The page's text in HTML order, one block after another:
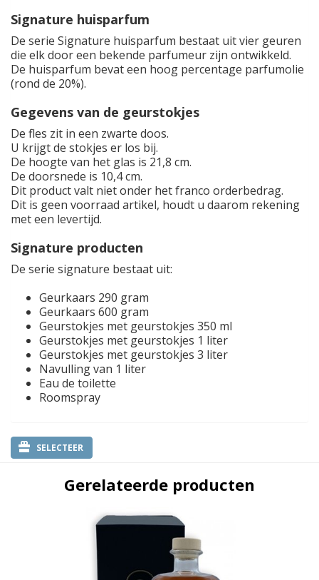
Signature huisparfum
De serie Signature huisparfum bestaat uit vier geuren
die elk door een bekende parfumeur zijn ontwikkeld.
De huisparfum bevat een hoog percentage parfumolie
(rond de 20%).
Gegevens van de geurstokjes
De fles zit in een zwarte doos.
U krijgt de stokjes er los bij.
De hoogte van het glas is 21,8 cm.
De doorsnede is 10,4 cm.
Dit product valt niet onder het franco orderbedrag.
Dit is geen voorraad artikel, houdt u daarom rekening
met een levertijd.
Signature producten
De serie signature bestaat uit:
Geurkaars 290 gram
Geurkaars 600 gram
Geurstokjes met geurstokjes 350 ml
Geurstokjes met geurstokjes 1 liter
Geurstokjes met geurstokjes 3 liter
Navulling van 1 liter
Eau de toilette
Roomspray
SELECTEER
Gerelateerde producten